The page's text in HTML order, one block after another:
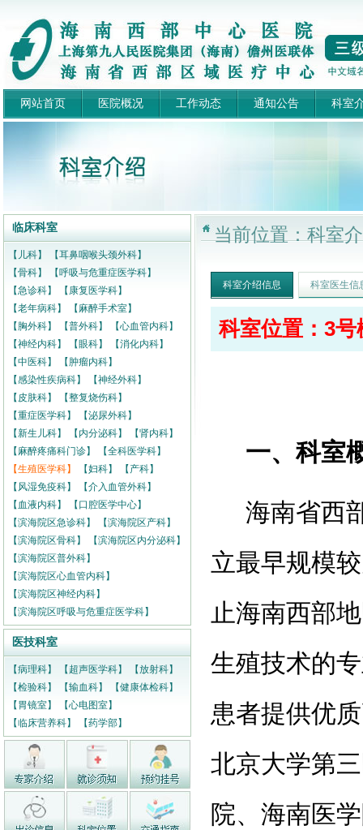
网站首页 医院概况 工作动态 通知公告 科室
临床科室
【儿科】
【耳鼻咽喉头颈外科】
【骨科】
【呼吸与危重症医学科】
【急诊科】
【康复医学科】
【老年病科】
【麻醉手术室】
【胸外科】
【普外科】
【心血管内科】
【神经内科】
【眼科】
【消化内科】
【中医科】
【肿瘤内科】
【感染性疾病科】
【神经外科】
【皮肤科】
【整复烧伤科】
【重症医学科】
【泌尿外科】
【新生儿科】
【内分泌科】
【肾内科】
【麻醉疼痛科门诊】
【全科医学科】
【生殖医学科】
【妇科】
【产科】
【风湿免疫科】
【介入血管外科】
【血液内科】
【口腔医学中心】
【滨海院区急诊科】
【滨海院区产科】
【滨海院区骨科】
【滨海院区内分泌科】
【滨海院区普外科】
【滨海院区心血管内科】
【滨海院区神经内科】
【滨海院区呼吸与危重症医学科】
医技科室
【病理科】 【超声医学科】
【放射科】
【检验科】
【输血科】
【健康体检科】
【胃镜室】
【心电图室】
【临床营养科】
【药学部】
当前位置：科室
科室介绍信息 科室医生信
科室位置：3号
一、科室
海南省西
立最早规模
止海南西部
生殖技术的
患者提供优
北京大学第
院、海南医